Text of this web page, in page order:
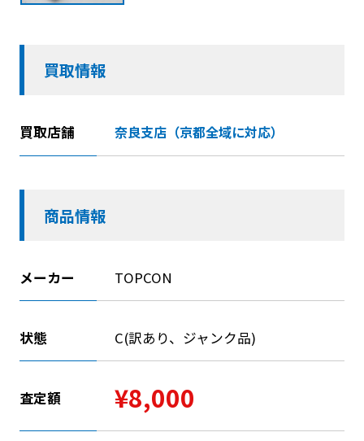
買取情報
買取店舗 奈良支店（京都全域に対応）
商品情報
メーカー TOPCON
状態 C(訳あり、ジャンク品)
査定額 ¥8,000